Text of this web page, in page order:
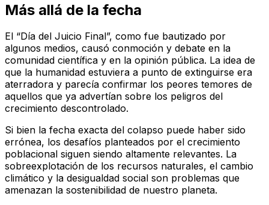
Más allá de la fecha
El “Día del Juicio Final”, como fue bautizado por
algunos medios, causó conmoción y debate en la
comunidad científica y en la opinión pública. La idea de
que la humanidad estuviera a punto de extinguirse era
aterradora y parecía confirmar los peores temores de
aquellos que ya advertían sobre los peligros del
crecimiento descontrolado.
Si bien la fecha exacta del colapso puede haber sido
errónea, los desafíos planteados por el crecimiento
poblacional siguen siendo altamente relevantes. La
sobreexplotación de los recursos naturales, el cambio
climático y la desigualdad social son problemas que
amenazan la sostenibilidad de nuestro planeta.